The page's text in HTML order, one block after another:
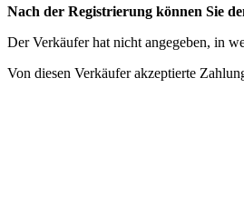
Nach der Registrierung können Sie
Der Verkäufer hat nicht angegeben, in
Von diesen Verkäufer akzeptierte